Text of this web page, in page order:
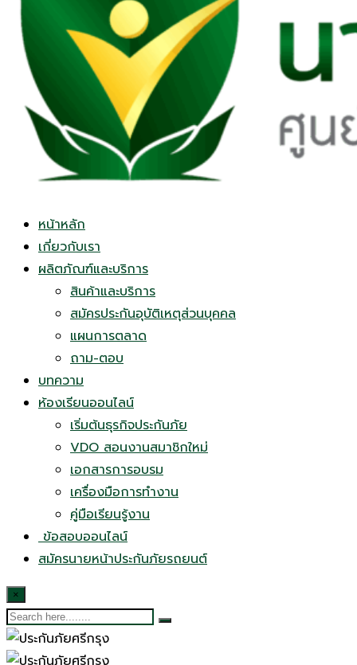
หน้าหลัก
เกี่ยวกับเรา
ผลิตภัณฑ์และบริการ
สินค้าและบริการ
สมัครประกันอุบัติเหตุส่วนบุคคล
แผนการตลาด
ถาม-ตอบ
บทความ
ห้องเรียนออนไลน์
เริ่มต้นธุรกิจประกันภัย
VDO สอนงานสมาชิกใหม่
เอกสารการอบรม
เครื่องมือการทำงาน
คู่มือเรียนรู้งาน
ข้อสอบออนไลน์
สมัครนายหน้าประกันภัยรถยนต์
×